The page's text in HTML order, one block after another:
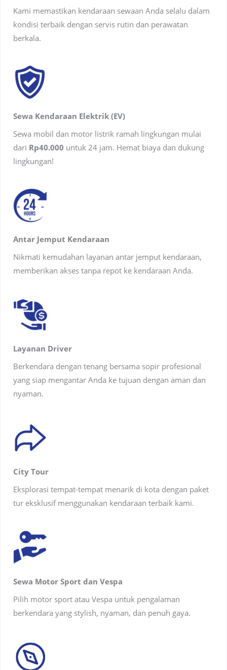
Kami memastikan kendaraan sewaan Anda selalu dalam
kondisi terbaik dengan servis rutin dan perawatan
berkala.
Sewa Kendaraan Elektrik (EV)
Sewa mobil dan motor listrik ramah lingkungan mulai
dari Rp40.000 untuk 24 jam. Hemat biaya dan dukung
lingkungan!
Antar Jemput Kendaraan
Nikmati kemudahan layanan antar jemput kendaraan,
memberikan akses tanpa repot ke kendaraan Anda.
Layanan Driver
Berkendara dengan tenang bersama sopir profesional
yang siap mengantar Anda ke tujuan dengan aman dan
nyaman.
City Tour
Eksplorasi tempat-tempat menarik di kota dengan paket
tur eksklusif menggunakan kendaraan terbaik kami.
Sewa Motor Sport dan Vespa
Pilih motor sport atau Vespa untuk pengalaman
berkendara yang stylish, nyaman, dan penuh gaya.